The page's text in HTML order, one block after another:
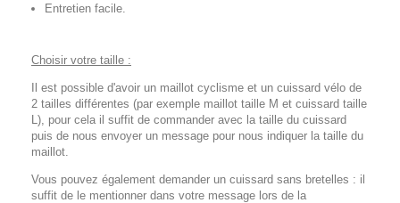
Entretien facile.
Choisir votre taille :
Il est possible d'avoir un maillot cyclisme et un cuissard vélo de
2 tailles différentes (par exemple maillot taille M et cuissard taille
L), pour cela il suffit de commander avec la taille du cuissard
puis de nous envoyer un message pour nous indiquer la taille du
maillot.
Vous pouvez également demander un cuissard sans bretelles : il
suffit de le mentionner dans votre message lors de la